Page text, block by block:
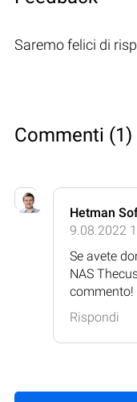
Saremo felici di
Commenti (1)
Hetman
9.08.2022
Se avete
NAS
commento!
Rispondi